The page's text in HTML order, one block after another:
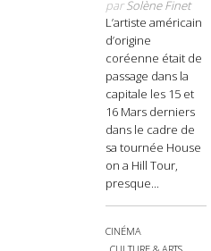
parSolène Finet
L’artiste américain
d’origine
coréenne était de
passage dans la
capitale les 15 et
16 Mars derniers
dans le cadre de
sa tournée House
on a Hill Tour,
presque...
CINÉMA